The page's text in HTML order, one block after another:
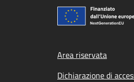
Footer
Area riservata
Dichiarazione di